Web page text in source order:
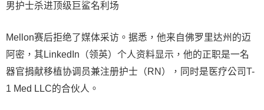
男护士杀进顶级巨鲨名利场
Mellon赛后拒绝了媒体采访。据悉，他来自佛罗里达州的迈
阿密，其LinkedIn（领英）个人资料显示，他的正职是一名
器官捐献移植协调员兼注册护士（RN），同时是医疗公司T-
1 Med LLC的合伙人。